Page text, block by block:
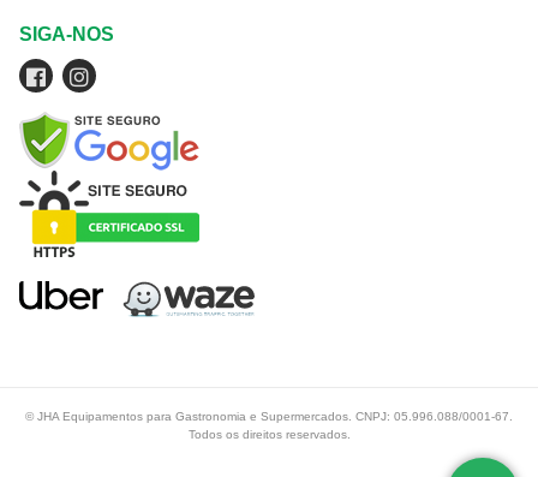
SIGA-NOS
© JHA Equipamentos para Gastronomia e Supermercados. CNPJ: 05.996.088/0001-67.
Todos os direitos reservados.